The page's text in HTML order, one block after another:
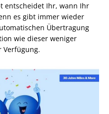
entscheidet Ihr, wann Ihr
es gibt immer wieder
Übertragung
wie dieser weniger
Verfügung.